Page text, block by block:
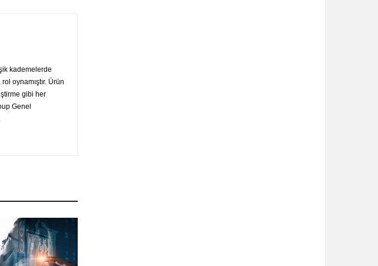
kademelerde
oynamıştır. Ürün
gibi her
Genel